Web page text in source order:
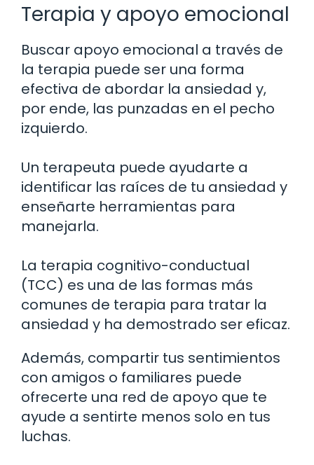
Terapia y apoyo emocional
Buscar apoyo emocional a través de
la terapia puede ser una forma
efectiva de abordar la ansiedad y,
por ende, las punzadas en el pecho
izquierdo.
Un terapeuta puede ayudarte a
identificar las raíces de tu ansiedad y
enseñarte herramientas para
manejarla.
La terapia cognitivo-conductual
(TCC) es una de las formas más
comunes de terapia para tratar la
ansiedad y ha demostrado ser eficaz.
Además, compartir tus sentimientos
con amigos o familiares puede
ofrecerte una red de apoyo que te
ayude a sentirte menos solo en tus
luchas.